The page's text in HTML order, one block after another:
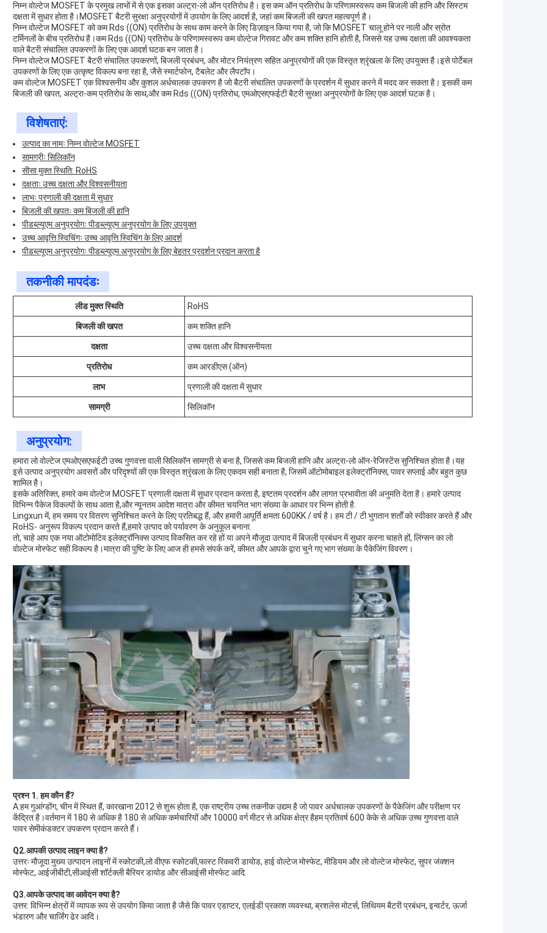
निम्न वोल्टेज MOSFET के प्रमुख लाभों में से एक इसका अल्ट्रा-लो ऑन प्रतिरोध है। इस कम ऑन प्रतिरोध के परिणामस्वरूप कम बिजली की हानि और सिस्टम
दक्षता में सुधार होता है।MOSFET बैटरी सुरक्षा अनुप्रयोगों में उपयोग के लिए आदर्श है, जहां कम बिजली की खपत महत्वपूर्ण है।
निम्न वोल्टेज MOSFET को कम Rds ((ON) प्रतिरोध के साथ काम करने के लिए डिज़ाइन किया गया है, जो कि MOSFET चालू होने पर नाली और स्रोत
टर्मिनलों के बीच प्रतिरोध है।कम Rds ((ON) प्रतिरोध के परिणामस्वरूप कम वोल्टेज गिरावट और कम शक्ति हानि होती है, जिससे यह उच्च दक्षता की आवश्यकता
वाले बैटरी संचालित उपकरणों के लिए एक आदर्श घटक बन जाता है।
निम्न वोल्टेज MOSFET बैटरी संचालित उपकरणों, बिजली प्रबंधन, और मोटर नियंत्रण सहित अनुप्रयोगों की एक विस्तृत श्रृंखला के लिए उपयुक्त है।इसे पोर्टेबल
उपकरणों के लिए एक उत्कृष्ट विकल्प बना रहा है, जैसे स्मार्टफोन, टैबलेट और लैपटॉप।
कम वोल्टेज MOSFET एक विश्वसनीय और कुशल अर्धचालक उपकरण है जो बैटरी संचालित उपकरणों के प्रदर्शन में सुधार करने में मदद कर सकता है। इसकी कम
बिजली की खपत, अल्ट्रा-कम प्रतिरोध के साथ,और कम Rds ((ON) प्रतिरोध, एमओएसएफईटी बैटरी सुरक्षा अनुप्रयोगों के लिए एक आदर्श घटक है।
विशेषताएं:
उत्पाद का नामः निम्न वोल्टेज MOSFET
सामग्रीः सिलिकॉन
सीसा मुक्त स्थिति: RoHS
दक्षताः उच्च दक्षता और विश्वसनीयता
लाभः प्रणाली की दक्षता में सुधार
बिजली की खपतः कम बिजली की हानि
पीडब्ल्यूएम अनुप्रयोगः पीडब्ल्यूएम अनुप्रयोग के लिए उपयुक्त
उच्च आवृत्ति स्विचिंगः उच्च आवृत्ति स्विचिंग के लिए आदर्श
पीडब्ल्यूएम अनुप्रयोगः पीडब्ल्यूएम अनुप्रयोग के लिए बेहतर प्रदर्शन प्रदान करता है
तकनीकी मापदंडः
लीड मुक्त स्थिति RoHS
बिजली की खपत कम शक्ति हानि
दक्षता उच्च दक्षता और विश्वसनीयता
प्रतिरोध कम आरडीएस (ऑन)
लाभ प्रणाली की दक्षता में सुधार
सामग्री सिलिकॉन
अनुप्रयोग:
हमारा लो वोल्टेज एमओएसएफईटी उच्च गुणवत्ता वाली सिलिकॉन सामग्री से बना है, जिससे कम बिजली हानि और अल्ट्रा-लो ऑन-रेजिस्टेंस सुनिश्चित होता है।यह
इसे उत्पाद अनुप्रयोग अवसरों और परिदृश्यों की एक विस्तृत श्रृंखला के लिए एकदम सही बनाता है, जिसमें ऑटोमोबाइल इलेक्ट्रॉनिक्स, पावर सप्लाई और बहुत कुछ
शामिल है।
इसके अतिरिक्त, हमारे कम वोल्टेज MOSFET प्रणाली दक्षता में सुधार प्रदान करता है, इष्टतम प्रदर्शन और लागत प्रभावीता की अनुमति देता है। हमारे उत्पाद
विभिन्न पैकेज विकल्पों के साथ आता है,और न्यूनतम आदेश मात्रा और कीमत चयनित भाग संख्या के आधार पर भिन्न होती है.
Lingxun में, हम समय पर वितरण सुनिश्चित करने के लिए प्रतिबद्ध हैं, और हमारी आपूर्ति क्षमता 600KK / वर्ष है। हम टी / टी भुगतान शर्तों को स्वीकार करते हैं और
RoHS- अनुरूप विकल्प प्रदान करते हैं,हमारे उत्पाद को पर्यावरण के अनुकूल बनाना.
तो, चाहे आप एक नया ऑटोमोटिव इलेक्ट्रॉनिक्स उत्पाद विकसित कर रहे हों या अपने मौजूदा उत्पाद में बिजली प्रबंधन में सुधार करना चाहते हों, लिंग्सन का लो
वोल्टेज मोस्फेट सही विकल्प है।मात्रा की पुष्टि के लिए आज ही हमसे संपर्क करें, कीमत और आपके द्वारा चुने गए भाग संख्या के पैकेजिंग विवरण।
प्रश्न 1. हम कौन हैं?
A:हम गुआंग्डोंग, चीन में स्थित हैं, कारखाना 2012 से शुरू होता है, एक राष्ट्रीय उच्च तकनीक उद्यम है जो पावर अर्धचालक उपकरणों के पैकेजिंग और परीक्षण पर
केंद्रित है।वर्तमान में 180 से अधिक है 180 से अधिक कर्मचारियों और 10000 वर्ग मीटर से अधिक क्षेत्र हैहम प्रतिवर्ष 600 केके से अधिक उच्च गुणवत्ता वाले
पावर सेमीकंडक्टर उपकरण प्रदान करते हैं।
Q2.आपकी उत्पाद लाइन क्या है?
उत्तरः मौजूदा मुख्य उत्पादन लाइनों में स्कोटकी,लो वीएफ स्कोटकी,फास्ट रिकवरी डायोड, हाई वोल्टेज मोस्फेट, मीडियम और लो वोल्टेज मोस्फेट, सुपर जंक्शन
मोस्फेट, आईजीबीटी,सीआईसी शॉर्टक्ली बैरियर डायोड और सीआईसी मोस्फेट आदि.
Q3.आपके उत्पाद का आवेदन क्या है?
उत्तर: विभिन्न क्षेत्रों में व्यापक रूप से उपयोग किया जाता है जैसे कि पावर एडाप्टर, एलईडी प्रकाश व्यवस्था, ब्रशलेस मोटर्स, लिथियम बैटरी प्रबंधन, इन्वर्टर, ऊर्जा
भंडारण और चार्जिंग ढेर आदि।